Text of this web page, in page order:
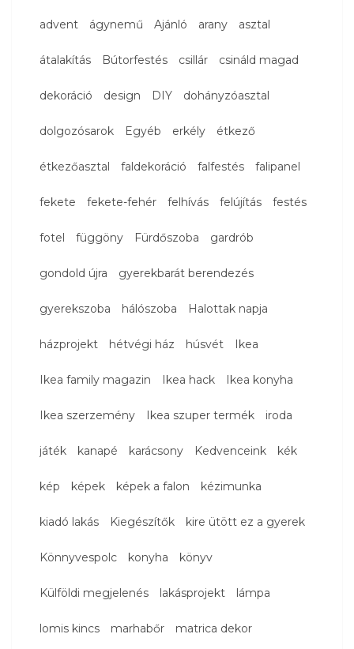
advent ágynemű Ajánló arany asztal
átalakítás Bútorfestés csillár csináld magad
dekoráció design DIY dohányzóasztal
dolgozósarok Egyéb erkély étkező
étkezőasztal faldekoráció falfestés falipanel
fekete fekete-fehér felhívás felújítás festés
fotel függöny Fürdőszoba gardrób
gondold újra gyerekbarát berendezés
gyerekszoba hálószoba Halottak napja
házprojekt hétvégi ház húsvét Ikea
Ikea family magazin Ikea hack Ikea konyha
Ikea szerzemény Ikea szuper termék iroda
játék kanapé karácsony Kedvenceink kék
kép képek képek a falon kézimunka
kiadó lakás Kiegészítők kire ütött ez a gyerek
Könnyvespolc konyha könyv
Külföldi megjelenés lakásprojekt lámpa
lomis kincs marhabőr matrica dekor